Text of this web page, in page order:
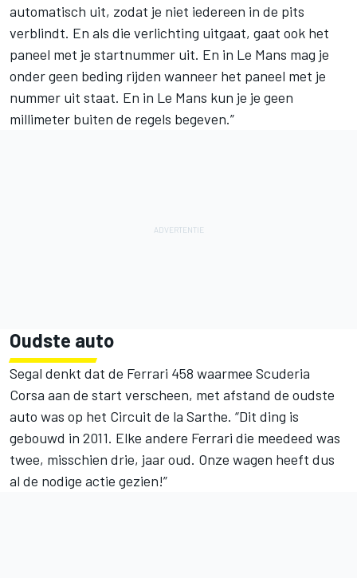
automatisch uit, zodat je niet iedereen in de pits
verblindt. En als die verlichting uitgaat, gaat ook het
paneel met je startnummer uit. En in Le Mans mag je
onder geen beding rijden wanneer het paneel met je
nummer uit staat. En in Le Mans kun je je geen
millimeter buiten de regels begeven.”
Oudste auto
Segal denkt dat de Ferrari 458 waarmee Scuderia
Corsa aan de start verscheen, met afstand de oudste
auto was op het Circuit de la Sarthe. “Dit ding is
gebouwd in 2011. Elke andere Ferrari die meedeed was
twee, misschien drie, jaar oud. Onze wagen heeft dus
al de nodige actie gezien!”